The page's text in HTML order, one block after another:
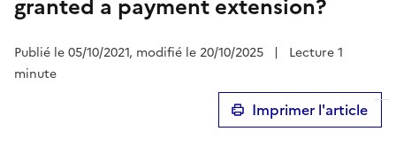
granted a payment extension?
Publié le 05/10/2021, modifié le 20/10/2025 |
Lecture 1
minute
Imprimer l'article